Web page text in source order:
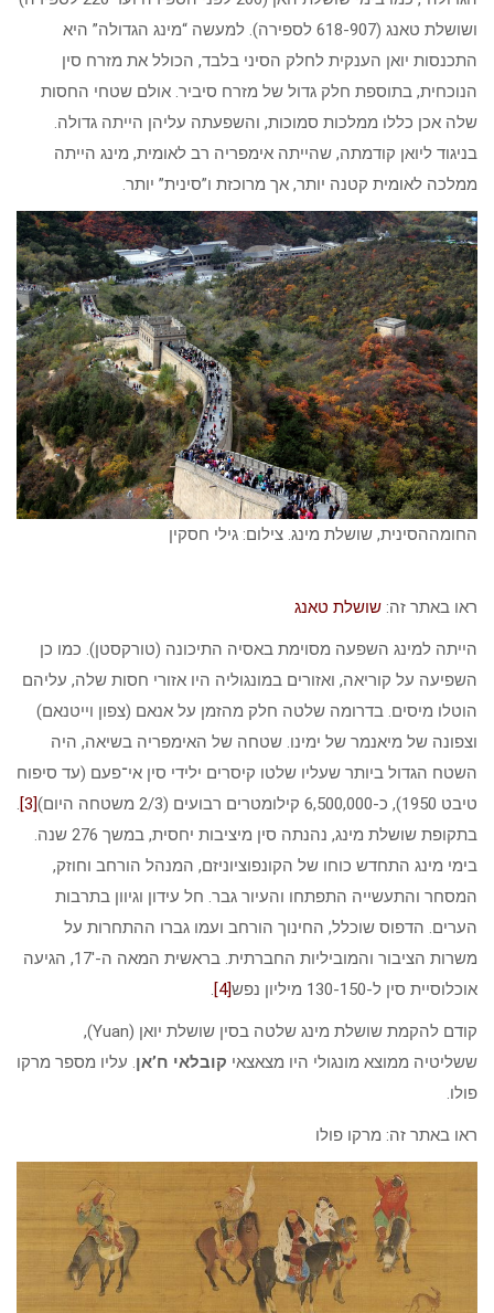
ושושלת טאנג (618-907 לספירה). למעשה “מינג הגדולה” היא
התכנסות יואן הענקית לחלק הסיני בלבד, הכולל את מזרח סין
הנוכחית, בתוספת חלק גדול של מזרח סיביר. אולם שטחי החסות
שלה אכן כללו ממלכות סמוכות, והשפעתה עליהן הייתה גדולה.
בניגוד ליואן קודמתה, שהייתה אימפריה רב לאומית, מינג הייתה
ממלכה לאומית קטנה יותר, אך מרוכזת ו”סינית” יותר.
החומההסינית, שושלת מינג. צילום: גילי חסקין
ראו באתר זה: שושלת טאנג
הייתה למינג השפעה מסוימת באסיה התיכונה (טורקסטן). כמו כן
השפיעה על קוריאה, ואזורים במונגוליה היו אזורי חסות שלה, עליהם
הוטלו מיסים. בדרומה שלטה חלק מהזמן על אנאם (צפון וייטנאם)
וצפונה של מיאנמר של ימינו. שטחה של האימפריה בשיאה, היה
השטח הגדול ביותר שעליו שלטו קיסרים ילידי סין אי־פעם (עד סיפוח
טיבט 1950), כ-6,500,000 קילומטרים רבועים
(2/3 משטחה היום) [3]
.
בתקופת שושלת מינג, נהנתה סין מיציבות יחסית, במשך 276 שנה.
בימי מינג התחדש כוחו של הקונפוציוניזם, המנהל הורחב וחוזק,
המסחר והתעשייה התפתחו והעיור גבר. חל עידון וגיוון בתרבות
הערים. הדפוס שוכלל, החינוך הורחב ועמו גברו ההתחרות על
משרות הציבור והמוביליות החברתית. בראשית המאה ה-17′, הגיעה
אוכלוסיית סין ל-130-150 מיליון נפש
[4]
.
קודם להקמת שושלת מינג שלטה בסין שושלת יואן (Yuan),
ששליטיה ממוצא מונגולי היו מצאצאי קובלאי ח’אן. עליו מספר מרקו
פולו.
ראו באתר זה: מרקו פולו